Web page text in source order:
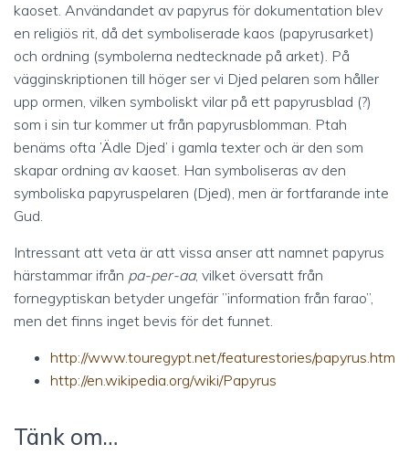
kaoset. Användandet av papyrus för dokumentation blev
en religiös rit, då det symboliserade kaos (papyrusarket)
och ordning (symbolerna nedtecknade på arket). På
vägginskriptionen till höger ser vi Djed pelaren som håller
upp ormen, vilken symboliskt vilar på ett papyrusblad (?)
som i sin tur kommer ut från papyrusblomman. Ptah
benäms ofta ’Ädle Djed’ i gamla texter och är den som
skapar ordning av kaoset. Han symboliseras av den
symboliska papyruspelaren (Djed), men är fortfarande inte
Gud.
Intressant att veta är att vissa anser att namnet papyrus
härstammar ifrån pa-per-aa, vilket översatt från
fornegyptiskan betyder ungefär ”information från farao”,
men det finns inget bevis för det funnet.
http://www.touregypt.net/featurestories/papyrus.htm
http://en.wikipedia.org/wiki/Papyrus
Tänk om…